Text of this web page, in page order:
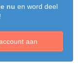
nu en word deel
aan